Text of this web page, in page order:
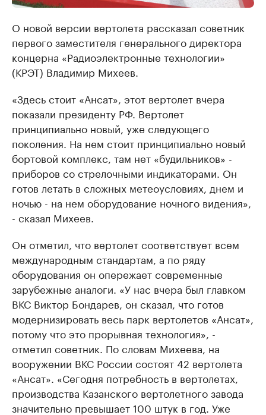
О новой версии вертолета рассказал советник
первого заместителя генерального директора
концерна «Радиоэлектронные технологии»
(КРЭТ) Владимир Михеев.
«Здесь стоит «Ансат», этот вертолет вчера
показали президенту РФ. Вертолет
принципиально новый, уже следующего
поколения. На нем стоит принципиально новый
бортовой комплекс, там нет «будильников» -
приборов со стрелочными индикаторами. Он
готов летать в сложных метеоусловиях, днем и
ночью - на нем оборудование ночного видения»,
- сказал Михеев.
Он отметил, что вертолет соответствует всем
международным стандартам, а по ряду
оборудования он опережает современные
зарубежные аналоги. «У нас вчера был главком
ВКС Виктор Бондарев, он сказал, что готов
модернизировать весь парк вертолетов «Ансат»,
потому что это прорывная технология», -
отметил советник. По словам Михеева, на
вооружении ВКС России состоят 42 вертолета
«Ансат». «Сегодня потребность в вертолетах,
производства Казанского вертолетного завода
значительно превышает 100 штук в год. Уже